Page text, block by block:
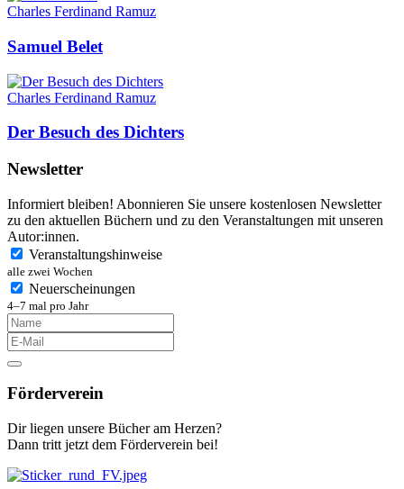
Charles Ferdinand Ramuz
Samuel Belet
Charles Ferdinand Ramuz
Der Besuch des Dichters
Newsletter
Informiert bleiben! Abonnieren Sie unsere kostenlosen Newsletter
zu den aktuellen Büchern und zu den Veranstaltungen mit unseren
Autor:innen.
Veranstaltungshinweise
alle zwei Wochen
Neuerscheinungen
4–7 mal pro Jahr
Förderverein
Dir liegen unsere Bücher am Herzen?
Dann tritt jetzt dem Förderverein bei!